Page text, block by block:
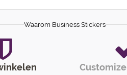
Waarom Business Stickers
Customize